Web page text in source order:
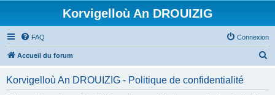
Korvigelloù An DROUIZIG
FAQ Connexion
Accueil du forum
Korvigelloù An DROUIZIG - Politique de confidentialité